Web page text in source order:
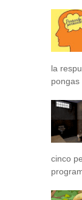
la
pongas
cinco